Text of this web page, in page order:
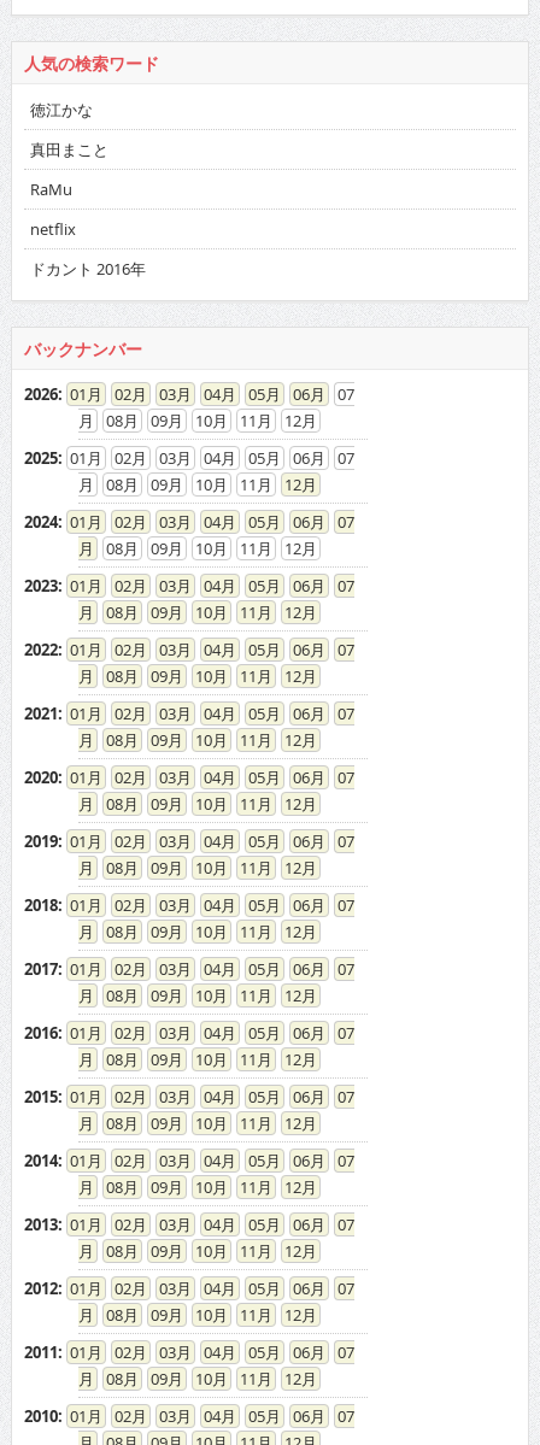
人気の検索ワード
徳江かな
真田まこと
RaMu
netflix
ドカント 2016年
バックナンバー
2026: 01 02 03 04 05 06
07
08
09 10 11
12
2025: 01 02 03 04 05 06
07
08
09 10 11
12
2024: 01 02 03 04 05 06
07
08
09 10 11
12
2023: 01 02 03 04 05 06
07
08
09 10 11
12
2022: 01 02 03 04 05 06
07
08
09 10 11
12
2021: 01 02 03 04 05 06
07
08
09 10 11
12
2020: 01 02 03 04 05 06
07
08
09 10 11
12
2019: 01 02 03 04 05 06
07
08
09 10 11
12
2018: 01 02 03 04 05 06
07
08
09 10 11
12
2017: 01 02 03 04 05 06
07
08
09 10 11
12
2016: 01 02 03 04 05 06
07
08
09 10 11
12
2015: 01 02 03 04 05 06
07
08
09 10 11
12
2014: 01 02 03 04 05 06
07
08
09 10 11
12
2013: 01 02 03 04 05 06
07
08
09 10 11
12
2012: 01 02 03 04 05 06
07
08
09 10 11
12
2011: 01 02 03 04 05 06
07
08
09 10 11
12
2010: 01 02 03 04 05 06
07